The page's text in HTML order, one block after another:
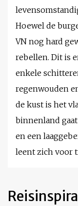
Hoewel de
VN nog hard
rebellen. Dit is
enkele
regenwouden
de kust is het
binnenland
en een
leent zich voor